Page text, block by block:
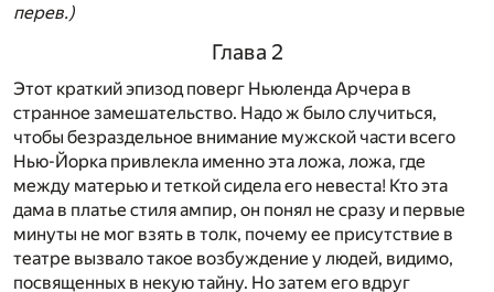
перев.)
Глава 2
Этот краткий эпизод поверг Ньюленда Арчера в
странное замешательство. Надо ж было случиться,
чтобы безраздельное внимание мужской части всего
Нью-Йорка привлекла именно эта ложа, ложа, где
между матерью и теткой сидела его невеста! Кто эта
дама в платье стиля ампир, он понял не сразу и первые
минуты не мог взять в толк, почему ее присутствие в
театре вызвало такое возбуждение у людей, видимо,
посвященных в некую тайну. Но затем его вдруг